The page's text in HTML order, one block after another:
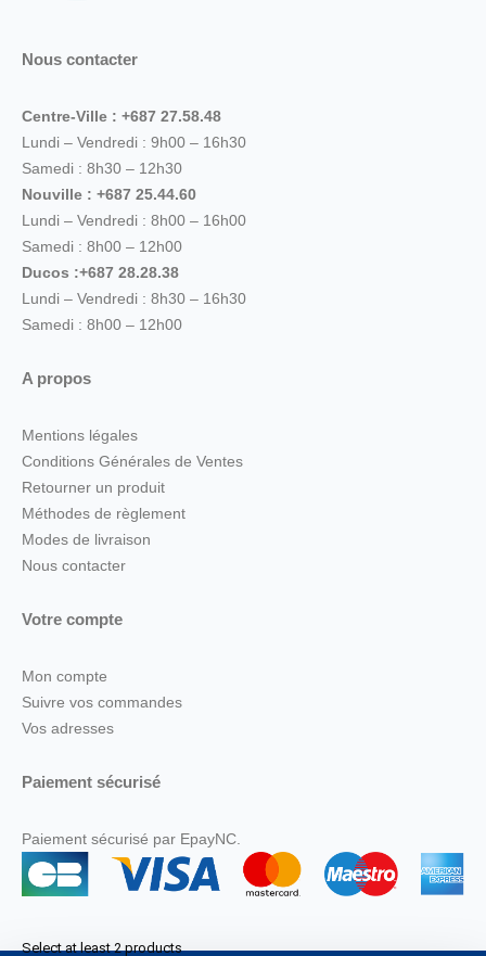
Nous contacter
Centre-Ville : +687 27.58.48
Lundi – Vendredi : 9h00 – 16h30
Samedi : 8h30 – 12h30
Nouville : +687 25.44.60
Lundi – Vendredi : 8h00 – 16h00
Samedi : 8h00 – 12h00
Ducos :+687 28.28.38
Lundi – Vendredi : 8h30 – 16h30
Samedi : 8h00 – 12h00
A propos
Mentions légales
Conditions Générales de Ventes
Retourner un produit
Méthodes de règlement
Modes de livraison
Nous contacter
Votre compte
Mon compte
Suivre vos commandes
Vos adresses
Paiement sécurisé
Paiement sécurisé par EpayNC.
Select at least 2 products